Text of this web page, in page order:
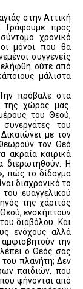
στην Αττική
Γράφουμε προς
χρονικό
μόνοι που θα
συγγενείς
ούτε από
μάλιστα
πρόβαλε στα
της χώρας μας.
του Θεού,
του
με τον
τον Θεό
ακραία καιρικά
διερωτηθούν: Η
πώς το δίδαγμα
διαχρονικό το
ευαγγελικού
της χάριτός
ενσκήπτουν
διαβόλου. Και
ενόχους αλλά
την
ο Θεός σας
του πλανήτη; Δεν
παιδιών, που
ψήνονται από